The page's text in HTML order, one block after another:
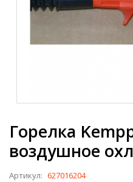
Горелка
воздушное
Артикул: 627016204